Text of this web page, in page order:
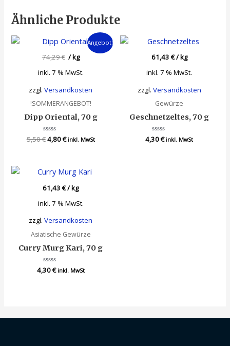
Ähnliche Produkte
Angebot!
74,29€ /kg
inkl. 7 % MwSt.
zzgl.Versandkosten
!SOMMERANGEBOT!
Dipp Oriental, 70 g
Bewertet
mit
5,50€4,80€ inkl. MwSt
61,43€/kg
inkl. 7 % MwSt.
zzgl. Versandkosten
Gewürze
Geschnetzeltes, 70 g
Bewertet
4,30€ inkl. MwSt
61,43€/kg
inkl. 7 % MwSt.
zzgl.Versandkosten
Asiatische Gewürze
Curry Murg Kari, 70 g
Bewertet
mit
4,30€ inkl. MwSt